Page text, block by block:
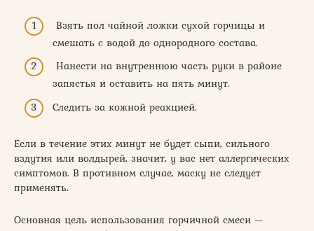
Взять пол чайной ложки сухой горчицы и
смешать с водой до однородного состава.
Нанести на внутреннюю часть руки в районе
запястья и оставить на пять минут.
Следить за кожной реакцией.
Если в течение этих минут не будет сыпи, сильного
вздутия или волдырей, значит, у вас нет аллергических
симптомов. В противном случае, маску не следует
применять.
Основная цель использования горчичной смеси —